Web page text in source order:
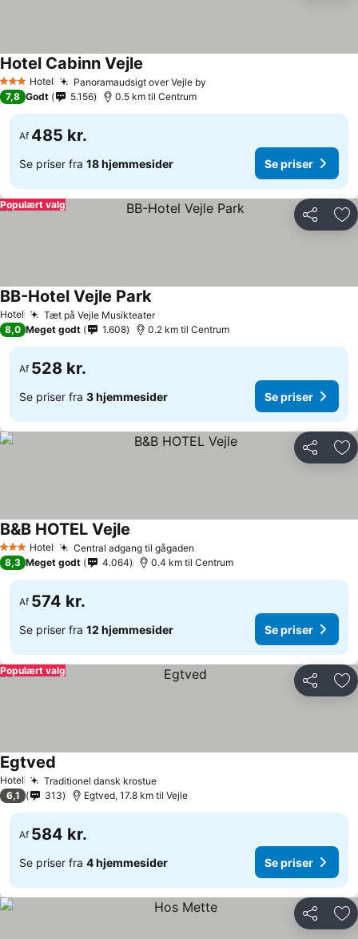
3 StjernerHotel Panoramaudsigt over Vejle by
Hotel Cabinn Vejle
7,8 Godt 5.156 0.5 km til Centrum
Af 485 kr.
Se priser fra 18 hjemmesider Se priser
Del
Populært valg
Hotel Tæt på Vejle Musikteater
BB-Hotel Vejle Park
8,0 Meget godt 1.608 0.2 km til Centrum
Af 528 kr.
Se priser fra 3 hjemmesider Se priser
Del
3 StjernerHotel Central adgang til gågaden
B&B HOTEL Vejle
8,3 Meget godt 4.064 0.4 km til Centrum
Af 574 kr.
Se priser fra 12 hjemmesider Se priser
Del
Populært valg
Hotel Traditionel dansk krostue
Egtved
6,1 313 Egtved, 17.8 km til Vejle
Af 584 kr.
Se priser fra 4 hjemmesider Se priser
Del